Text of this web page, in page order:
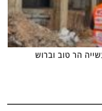
הר טוב וברוש